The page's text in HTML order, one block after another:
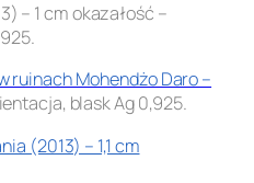
– 1 cm okazałość –
ruinach Mohendżo Daro –
blask Ag 0,925.
(2013) – 1,1 cm